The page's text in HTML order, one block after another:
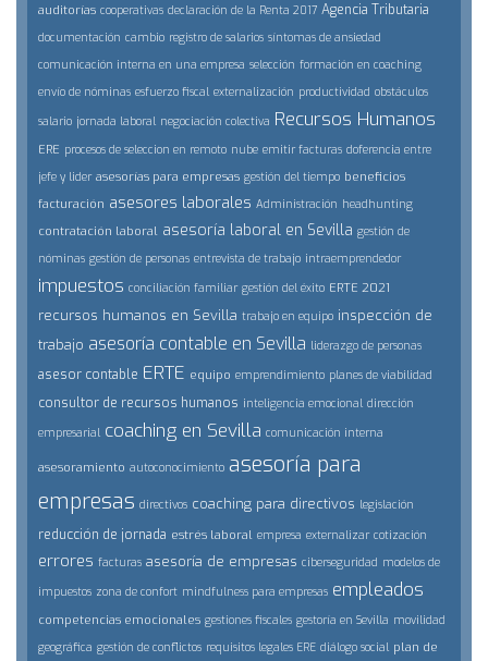
auditorías cooperativas declaración de la Renta 2017 Agencia Tributaria
documentación cambio registro de salarios síntomas de ansiedad
comunicación interna en una empresa selección formación en coaching
envío de nóminas esfuerzo fiscal externalización productividad obstáculos
salario jornada laboral negociación colectiva Recursos Humanos
ERE procesos de seleccion en remoto nube emitir facturas doferencia entre
jefe y lider asesorías para empresas gestión del tiempo beneficios
facturación asesores laborales Administración headhunting
contratación laboral asesoría laboral en Sevilla gestión de
nóminas gestión de personas entrevista de trabajo intraemprendedor
impuestos conciliación familiar gestión del éxito ERTE 2021
recursos humanos en Sevilla trabajo en equipo inspección de
trabajo asesoría contable en Sevilla liderazgo de personas
asesor contable ERTE equipo emprendimiento planes de viabilidad
consultor de recursos humanos inteligencia emocional dirección
empresarial coaching en Sevilla comunicación interna
asesoramiento autoconocimiento asesoría para
empresas directivos coaching para directivos legislación
reducción de jornada estrés laboral empresa externalizar cotización
errores facturas asesoría de empresas ciberseguridad modelos de
impuestos zona de confort mindfulness para empresas empleados
competencias emocionales gestiones fiscales gestoría en Sevilla movilidad
geográfica gestión de conflictos requisitos legales ERE diálogo social plan de